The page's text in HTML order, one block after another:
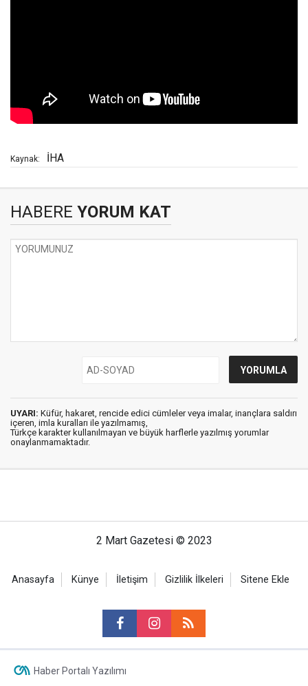
Kaynak: İHA
HABERE YORUM KAT
UYARI: Küfür, hakaret, rencide edici cümleler veya imalar, inançlara saldırı
içeren, imla kuralları ile yazılmamış,
Türkçe karakter kullanılmayan ve büyük harflerle yazılmış yorumlar
onaylanmamaktadır.
2 Mart Gazetesi © 2023
Anasayfa Künye İletişim Gizlilik İlkeleri Sitene Ekle
Haber Portalı Yazılımı